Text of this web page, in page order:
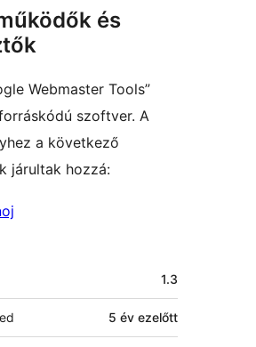
és
Webmaster Tools”
szoftver. A
a következő
járultak hozzá:
1.3
5 év ezelőtt